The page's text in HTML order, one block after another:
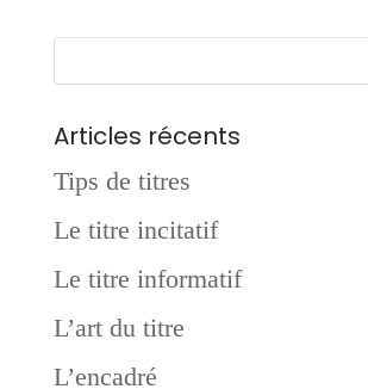
Articles récents
Tips de titres
Le titre incitatif
Le titre informatif
L’art du titre
L’encadré